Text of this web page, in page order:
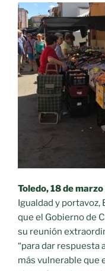
Toledo, 18 de
Igualdad y portavoz,
que el Gobierno de
su reunión
“para dar respuesta
más vulnerable que